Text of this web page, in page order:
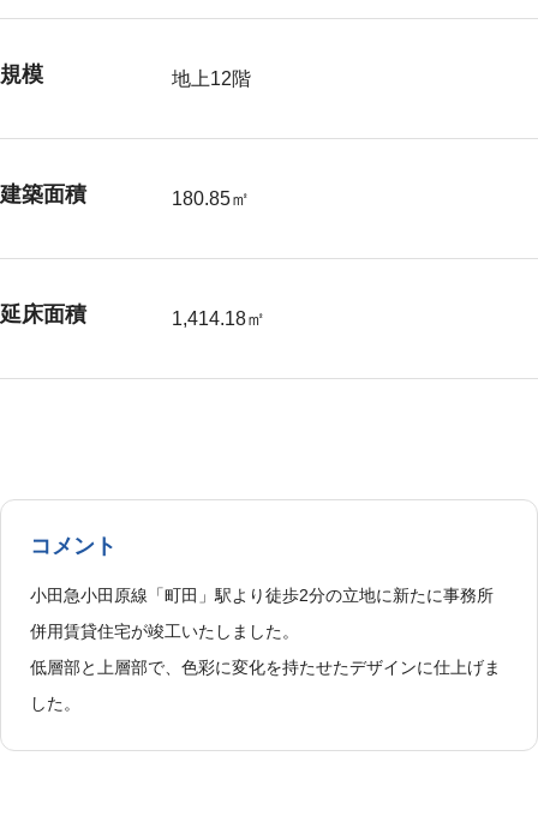
規模 地上12階
建築面積 180.85㎡
延床面積 1,414.18㎡
コメント
小田急小田原線「町田」駅より徒歩2分の立地に新たに事務所
併用賃貸住宅が竣工いたしました。
低層部と上層部で、色彩に変化を持たせたデザインに仕上げま
した。